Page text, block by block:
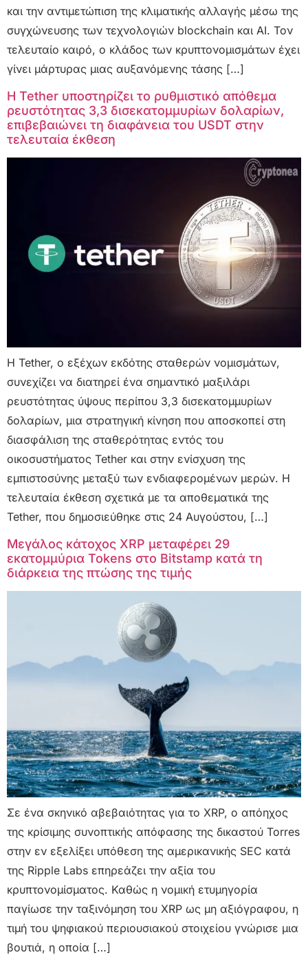
και την αντιμετώπιση της κλιματικής αλλαγής μέσω της
συγχώνευσης των τεχνολογιών blockchain και AI. Τον
τελευταίο καιρό, ο κλάδος των κρυπτονομισμάτων έχει
γίνει μάρτυρας μιας αυξανόμενης τάσης […]
Η Tether υποστηρίζει το ρυθμιστικό απόθεμα
ρευστότητας 3,3 δισεκατομμυρίων δολαρίων,
επιβεβαιώνει τη διαφάνεια του USDT στην
τελευταία έκθεση
Η Tether, ο εξέχων εκδότης σταθερών νομισμάτων,
συνεχίζει να διατηρεί ένα σημαντικό μαξιλάρι
ρευστότητας ύψους περίπου 3,3 δισεκατομμυρίων
δολαρίων, μια στρατηγική κίνηση που αποσκοπεί στη
διασφάλιση της σταθερότητας εντός του
οικοσυστήματος Tether και στην ενίσχυση της
εμπιστοσύνης μεταξύ των ενδιαφερομένων μερών. Η
τελευταία έκθεση σχετικά με τα αποθεματικά της
Tether, που δημοσιεύθηκε στις 24 Αυγούστου, […]
Μεγάλος κάτοχος XRP μεταφέρει 29
εκατομμύρια Tokens στο Bitstamp κατά τη
διάρκεια της πτώσης της τιμής
Σε ένα σκηνικό αβεβαιότητας για το XRP, ο απόηχος
της κρίσιμης συνοπτικής απόφασης της δικαστού Torres
στην εν εξελίξει υπόθεση της αμερικανικής SEC κατά
της Ripple Labs επηρεάζει την αξία του
κρυπτονομίσματος. Καθώς η νομική ετυμηγορία
παγίωσε την ταξινόμηση του XRP ως μη αξιόγραφου, η
τιμή του ψηφιακού περιουσιακού στοιχείου γνώρισε μια
βουτιά, η οποία […]